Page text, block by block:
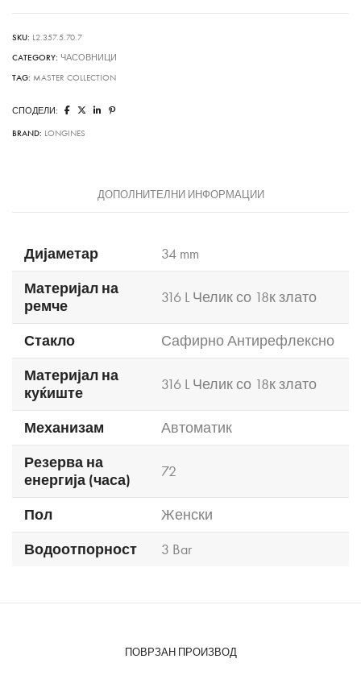
SKU: L2.357.5.70.7
CATEGORY: ЧАСОВНИЦИ
TAG: MASTER COLLECTION
СПОДЕЛИ:
BRAND: LONGINES
ДОПОЛНИТЕЛНИ ИНФОРМАЦИИ
Дијаметар
34 mm
Материјал на
ремче
316 L Челик со 18к злато
Стакло
Сафирно Антирефлексно
Материјал на
куќиште
316 L Челик со 18к злато
Механизам
Автоматик
Резерва на
енергија (часа)
72
Пол
Женски
Водоотпорност
3 Bar
ПОВРЗАН ПРОИЗВОД